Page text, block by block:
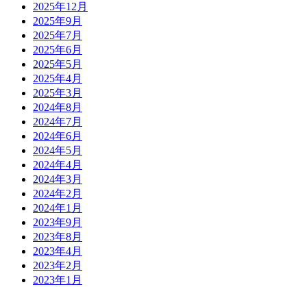
2025年12月
2025年9月
2025年7月
2025年6月
2025年5月
2025年4月
2025年3月
2024年8月
2024年7月
2024年6月
2024年5月
2024年4月
2024年3月
2024年2月
2024年1月
2023年9月
2023年8月
2023年4月
2023年2月
2023年1月